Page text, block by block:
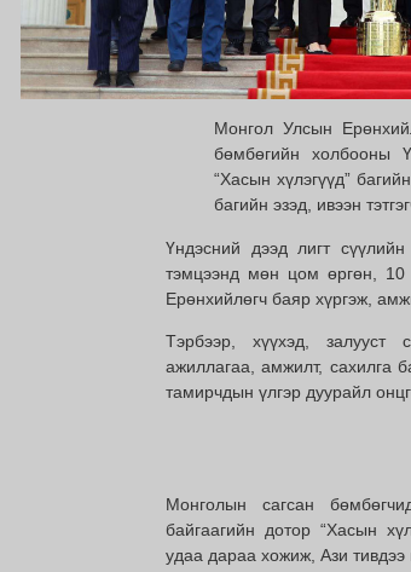
Монгол Улсын
бөмбөгийн холбооны
“Хасын хүлэгүүд”
багийн эзэд, ивээн
Үндэсний дээд лигт
тэмцээнд мөн цом өргөн, 10
Ерөнхийлөгч баяр хүргэж,
Тэрбээр, хүүхэд, залууст
ажиллагаа, амжилт, сахилга
тамирчдын үлгэр дуурайл
Монголын сагсан
байгаагийн дотор “Хасын
удаа дараа хожиж, Ази